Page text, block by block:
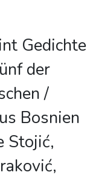
Gedichte
der
/
Bosnien
Stojić,